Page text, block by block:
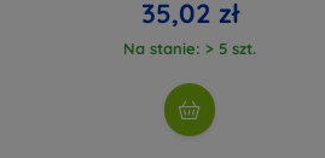
35,02 zł
Na stanie: > 5 szt.